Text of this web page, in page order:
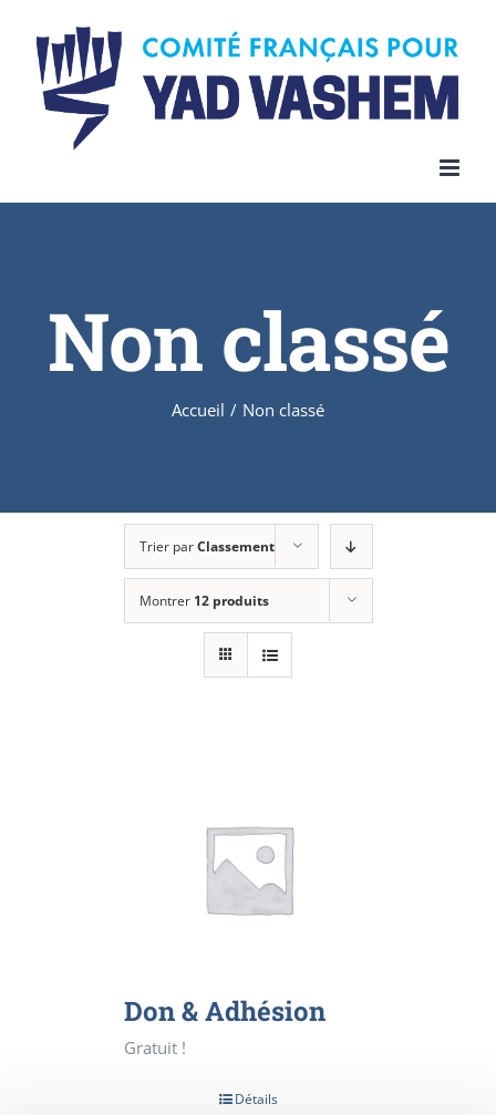
content
Non classé
Accueil / Non classé
Trier parClassement
Montrer 12 produits
Don & Adhésion
Gratuit !
Détails